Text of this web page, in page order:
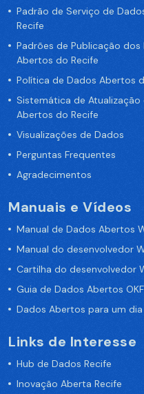
Padrão de Serviço de
Recife
Padrões de Publicação
Abertos do Recife
Política de Dados Abertos
Sistemática de
Abertos do Recife
Visualizações de Dados
Perguntas Frequentes
Agradecimentos
Manuais e Vídeos
Manual de Dados Abertos
Manual do desenvolvedor
Cartilha do desenvolvedor
Guia de Dados Abertos
Dados Abertos para um
Links de Interesse
Hub de Dados Recife
Inovação Aberta Recife